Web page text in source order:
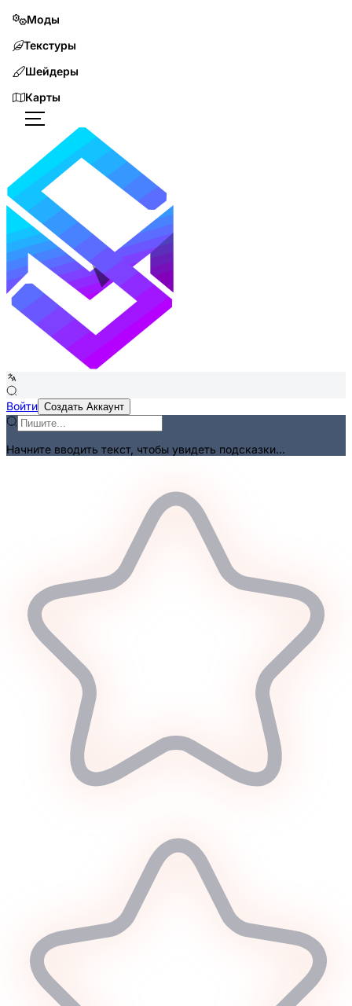
Моды
Текстуры
Шейдеры
Карты
Войти Создать Аккаунт
Начните вводить текст, чтобы увидеть подсказки...